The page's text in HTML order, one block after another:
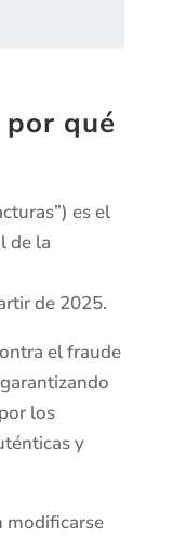
por qué
es el
de la
de 2025.
el fraude
los
y
modificarse